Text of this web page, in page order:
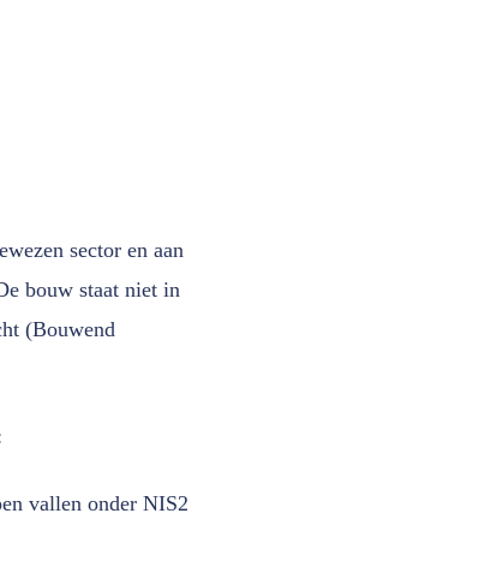
sector en aan
bouw staat niet in
(Bouwend
vallen onder NIS2